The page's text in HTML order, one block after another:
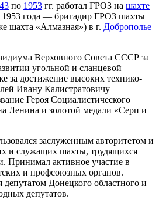
по 1953 гг. работал ГРОЗ на шахте
года — бригадир ГРОЗ шахты
«Алмазная») в г. Доброполье
Верховного Совета СССР за
угольной и сланцевой
за достижение высоких технико-
Ивану Калистратовичу
Героя Социалистического
Ленина и золотой медали «Серп и
заслуженным авторитетом и
и служащих шахты, трудящихся
Принимал активное участие в
и профсоюзных органов.
депутатом Донецкого областного и
депутатов.